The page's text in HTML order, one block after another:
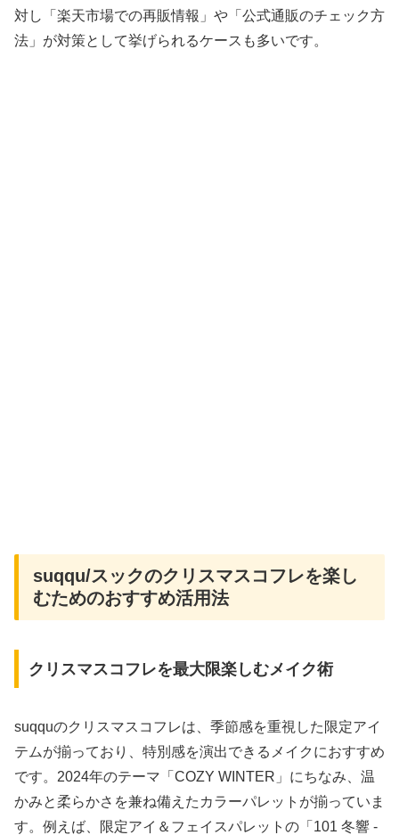
対し「楽天市場での再販情報」や「公式通販のチェック方
法」が対策として挙げられるケースも多いです。
suqqu/スックのクリスマスコフレを楽し
むためのおすすめ活用法
クリスマスコフレを最大限楽しむメイク術
suqquのクリスマスコフレは、季節感を重視した限定アイ
テムが揃っており、特別感を演出できるメイクにおすすめ
です。2024年のテーマ「COZY WINTER」にちなみ、温
かみと柔らかさを兼ね備えたカラーパレットが揃っていま
す。例えば、限定アイ＆フェイスパレットの「101 冬響 -